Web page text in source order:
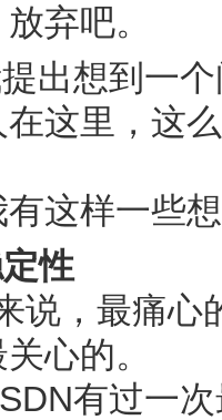
弃吧。
出想到一
这里，这
这样一些
性
说，最痛
心的。
有过一